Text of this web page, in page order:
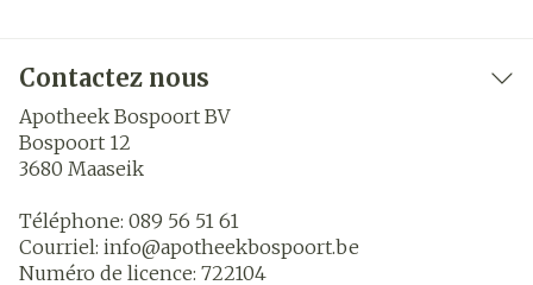
Contactez nous
Apotheek Bospoort BV
Bospoort 12
3680 Maaseik
Téléphone: 089 56 51 61
Courriel: info@apotheekbospoort.be
Numéro de licence: 722104